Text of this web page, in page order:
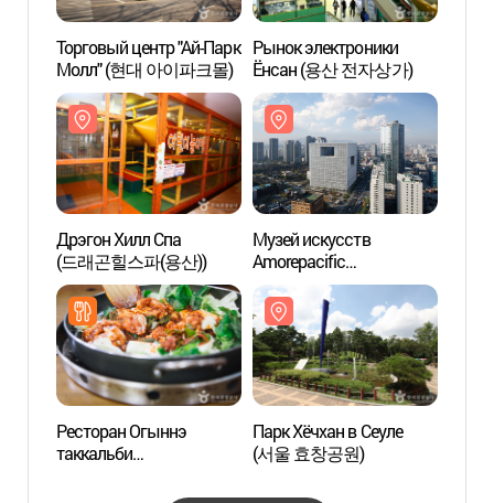
Торговый центр "Ай-Парк
Молл" (현대 아이파크몰)
Рынок электроники
Ёнсан (용산 전자상가)
Дрэгон Хилл Спа
(드래곤힐스파(용산))
Музей искусств
Amorepacific
(아모레퍼시픽미술관)
Ресторан Огыннэ
таккальби
Парк Хёчхан в Сеуле
(서울 효창공원)